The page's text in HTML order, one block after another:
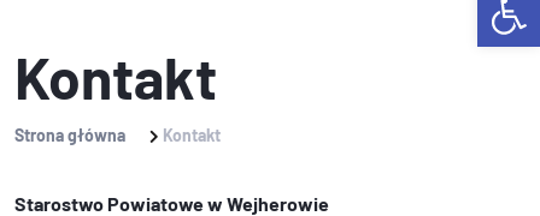
Kontakt
Strona główna Kontakt
Starostwo Powiatowe w Wejherowie